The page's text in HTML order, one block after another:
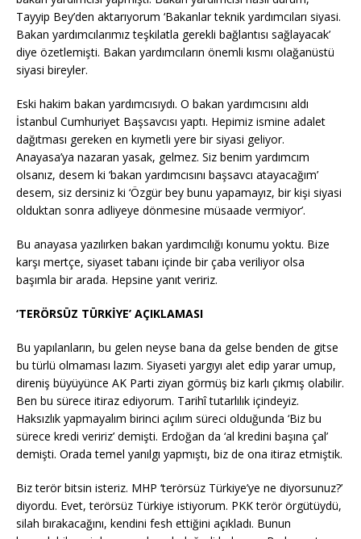
Tayyip Bey’den aktarıyorum ‘Bakanlar teknik yardımcıları siyasi.
Bakan yardımcılarımız teşkilatla gerekli bağlantısı sağlayacak’
diye özetlemişti. Bakan yardımcıların önemli kısmı olağanüstü
siyasi bireyler.
Eski hakim bakan yardımcısıydı. O bakan yardımcısını aldı
İstanbul Cumhuriyet Başsavcısı yaptı. Hepimiz ismine adalet
dağıtması gereken en kıymetli yere bir siyasi geliyor.
Anayasa’ya nazaran yasak, gelmez. Siz benim yardımcım
olsanız, desem ki ‘bakan yardımcısını başsavcı atayacağım’
desem, siz dersiniz ki ‘Özgür bey bunu yapamayız, bir kişi siyasi
olduktan sonra adliyeye dönmesine müsaade vermiyor’.
Bu anayasa yazılırken bakan yardımcılığı konumu yoktu. Bize
karşı mertçe, siyaset tabanı içinde bir çaba veriliyor olsa
başımla bir arada. Hepsine yanıt veririz.
‘TERÖRSÜZ TÜRKİYE’ AÇIKLAMASI
Bu yapılanların, bu gelen neyse bana da gelse benden de gitse
bu türlü olmaması lazım. Siyaseti yargıyı alet edip yarar umup,
direniş büyüyünce AK Parti ziyan görmüş biz karlı çıkmış olabilir.
Ben bu sürece itiraz ediyorum. Tarihî tutarlılık içindeyiz.
Haksızlık yapmayalım birinci açılım süreci olduğunda ‘Biz bu
sürece kredi veririz’ demişti. Erdoğan da ‘al kredini başına çal’
demişti. Orada temel yanılgı yapmıştı, biz de ona itiraz etmiştik.
Biz terör bitsin isteriz. MHP ‘terörsüz Türkiye’ye ne diyorsunuz?’
diyordu. Evet, terörsüz Türkiye istiyorum. PKK terör örgütüydü,
silah bırakacağını, kendini fesh ettiğini açıkladı. Bunun